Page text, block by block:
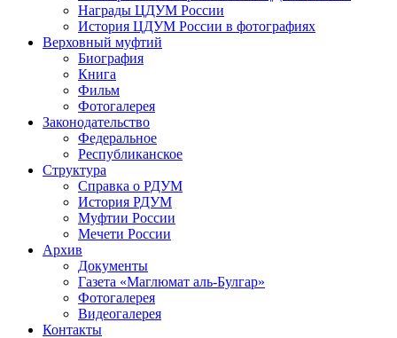
Награды ЦДУМ России
История ЦДУМ России в фотографиях
Верховный муфтий
Биография
Книга
Фильм
Фотогалерея
Законодательство
Федеральное
Республиканское
Структура
Справка о РДУМ
История РДУМ
Муфтии России
Мечети России
Архив
Документы
Газета «Маглюмат аль-Булгар»
Фотогалерея
Видеогалерея
Контакты